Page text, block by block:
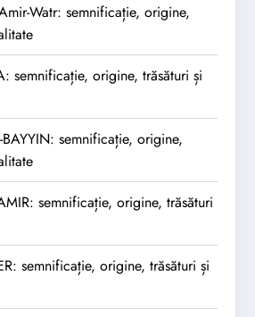
Watr: semnificație, origine,
semnificație, origine, trăsături și
BAYYIN: semnificație, origine,
semnificație, origine, trăsături
semnificație, origine, trăsături și